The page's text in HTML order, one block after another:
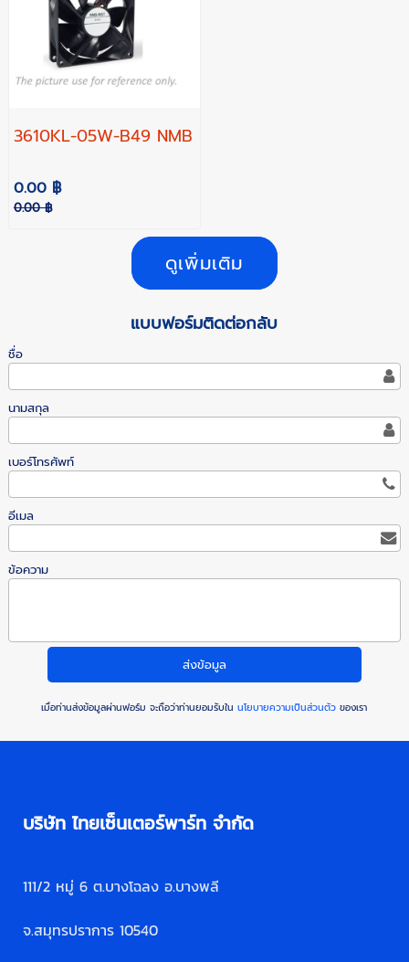
3610KL-05W-B49 NMB
0.00 ฿
0.00 ฿
ดูเพิ่มเติม
แบบฟอร์มติดต่อกลับ
ชื่อ
นามสกุล
เบอร์โทรศัพท์
อีเมล
ข้อความ
เมื่อท่านส่งข้อมูลผ่านฟอร์ม จะถือว่าท่านยอมรับในนโยบายความเป็นส่วนตัว ของเรา
บริษัท ไทยเซ็นเตอร์พาร์ท จำกัด
111/2 หมู่ 6 ต.บางโฉลง อ.บางพลี
จ.สมุทรปราการ 10540